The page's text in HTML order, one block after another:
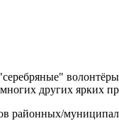
других ярких
районных/